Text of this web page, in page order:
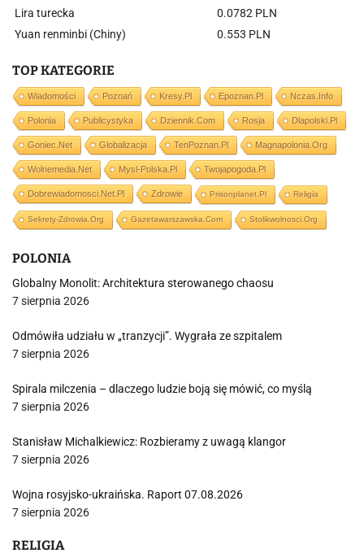
Lira turecka
0.0782 PLN
Yuan renminbi (Chiny)
0.553 PLN
TOP KATEGORIE
Wiadomości Poznań Kresy.pl Epoznan.pl Nczas.info
Polonia Publicystyka Dziennik.com Rosja Dlapolski.pl
Goniec.net Globalizacja TenPoznan.pl Magnapolonia.org
Wolnemedia.net Mysl-Polska.pl Twojapogoda.pl
Dobrewiadomosci.net.pl Zdrowie Prisonplanet.pl Religia
Sekrety-Zdrowia.org Gazetawarszawska.com Stolikwolnosci.org
POLONIA
Globalny Monolit: Architektura sterowanego chaosu
7 sierpnia 2026
Odmówiła udziału w „tranzycji”. Wygrała ze szpitalem
7 sierpnia 2026
Spirala milczenia – dlaczego ludzie boją się mówić, co myślą
7 sierpnia 2026
Stanisław Michalkiewicz: Rozbieramy z uwagą klangor
7 sierpnia 2026
Wojna rosyjsko-ukraińska. Raport 07.08.2026
7 sierpnia 2026
RELIGIA